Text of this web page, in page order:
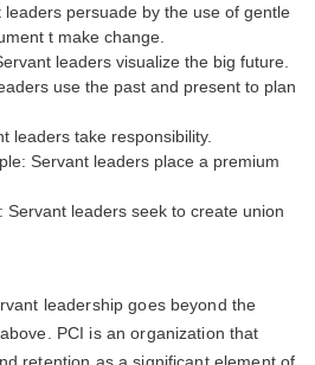
leaders persuade by the use of gentle
t make change.
leaders visualize the big future.
use the past and present to plan
leaders take responsibility.
Servant leaders place a premium
Servant leaders seek to create union
leadership goes beyond the
PCI is an organization that